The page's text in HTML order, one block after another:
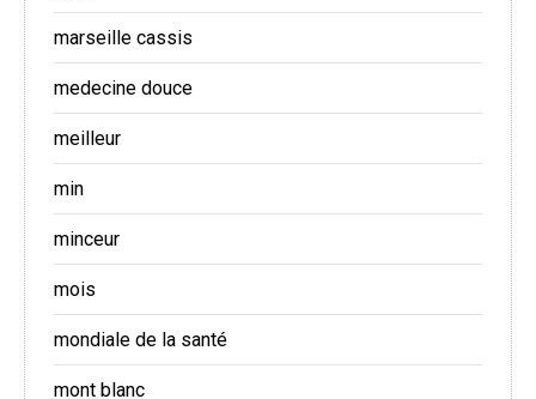
marseille cassis
medecine douce
meilleur
min
minceur
mois
mondiale de la santé
mont blanc